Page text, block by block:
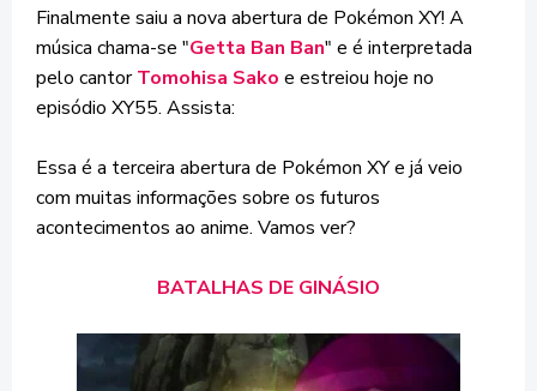
Finalmente saiu a nova abertura de Pokémon XY! A
música chama-se "Getta Ban Ban" e é interpretada
pelo cantorTomohisa Sako e estreiou hoje no
episódio XY55. Assista:
Essa é a terceira abertura de Pokémon XY e já veio
com muitas informações sobre os futuros
acontecimentos ao anime. Vamos ver?
BATALHAS DE GINÁSIO